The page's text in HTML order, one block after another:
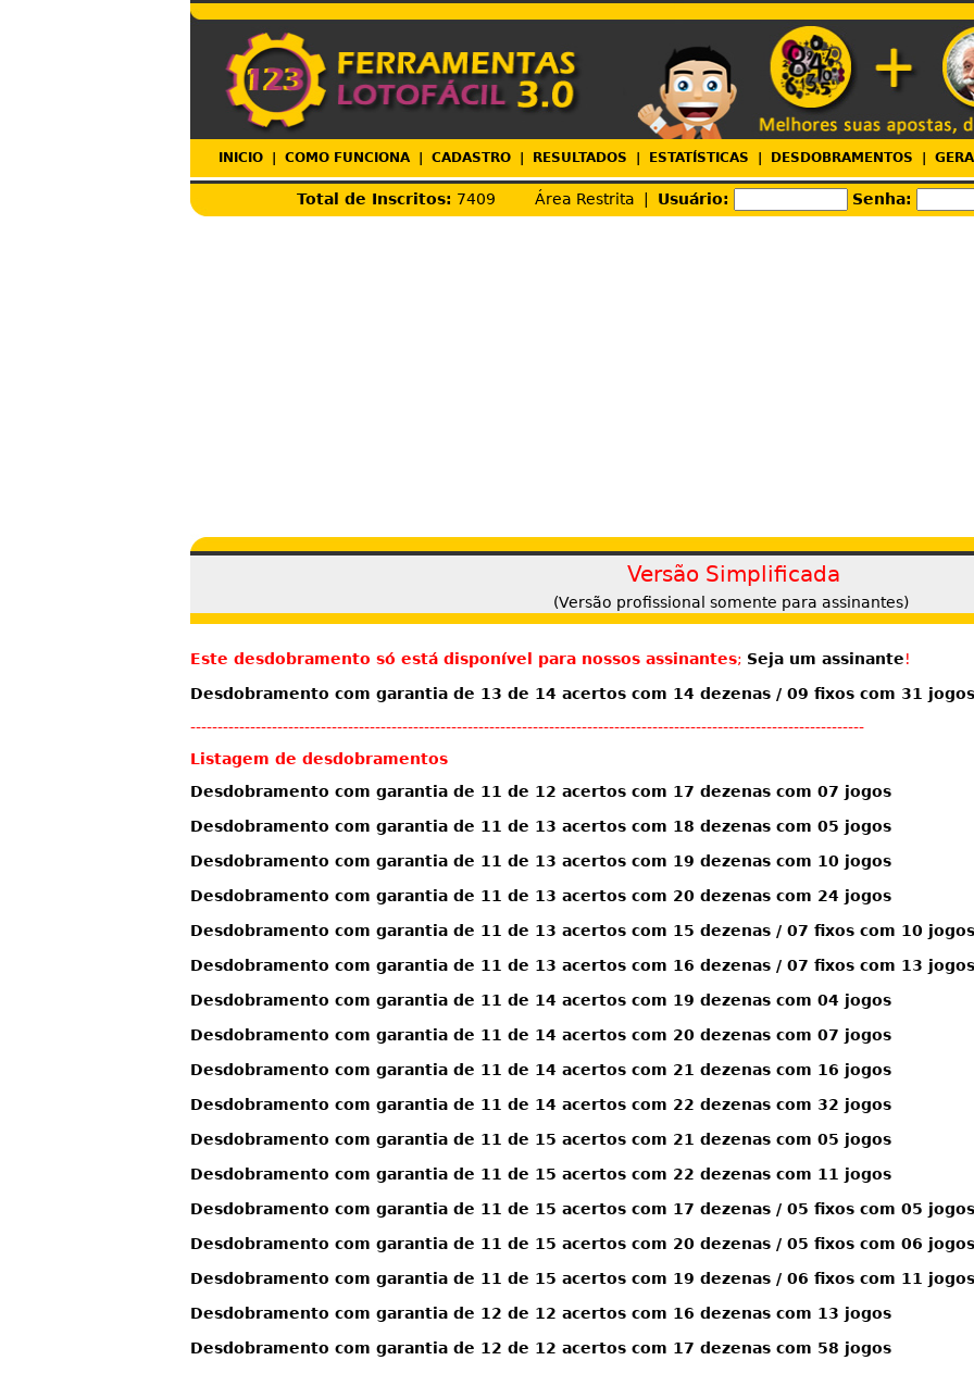
INICIO| COMO FUNCIONA| CADASTRO| RESULTADOS ESTATÍSTICAS DESDOBRAMENTOS
Total de Inscritos: 7409 Área Restrita | Usuário: Senha:
Versão Simplificada
(Versão profissional somente para assinantes)
Este desdobramento só está disponível para nossos assinantes; Seja um assinante!
Desdobramento com garantia de 13 de 14 acertos com 14 dezenas / 09 fixos com 31 jogos
----------------------------------------------------------------------------------------------------------------------------
Listagem de desdobramentos
Desdobramento com garantia de 11 de 12 acertos com 17 dezenas com 07 jogos
Desdobramento com garantia de 11 de 13 acertos com 18 dezenas com 05 jogos
Desdobramento com garantia de 11 de 13 acertos com 19 dezenas com 10 jogos
Desdobramento com garantia de 11 de 13 acertos com 20 dezenas com 24 jogos
Desdobramento com garantia de 11 de 13 acertos com 15 dezenas / 07 fixos com 10 jogos
Desdobramento com garantia de 11 de 13 acertos com 16 dezenas / 07 fixos com 13 jogos
Desdobramento com garantia de 11 de 14 acertos com 19 dezenas com 04 jogos
Desdobramento com garantia de 11 de 14 acertos com 20 dezenas com 07 jogos
Desdobramento com garantia de 11 de 14 acertos com 21 dezenas com 16 jogos
Desdobramento com garantia de 11 de 14 acertos com 22 dezenas com 32 jogos
Desdobramento com garantia de 11 de 15 acertos com 21 dezenas com 05 jogos
Desdobramento com garantia de 11 de 15 acertos com 22 dezenas com 11 jogos
Desdobramento com garantia de 11 de 15 acertos com 17 dezenas / 05 fixos com 05 jogos
Desdobramento com garantia de 11 de 15 acertos com 20 dezenas / 05 fixos com 06 jogos
Desdobramento com garantia de 11 de 15 acertos com 19 dezenas / 06 fixos com 11 jogos
Desdobramento com garantia de 12 de 12 acertos com 16 dezenas com 13 jogos
Desdobramento com garantia de 12 de 12 acertos com 17 dezenas com 58 jogos